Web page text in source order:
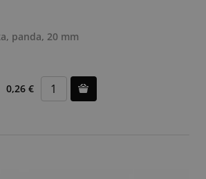
panda, 20 mm
0,26 €